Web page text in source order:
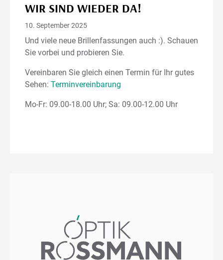
WIR SIND WIEDER DA!
10. September 2025
Und viele neue Brillenfassungen auch :). Schauen
Sie vorbei und probieren Sie.
Vereinbaren Sie gleich einen Termin für Ihr gutes
Sehen: Terminvereinbarung
Mo-Fr: 09.00-18.00 Uhr; Sa: 09.00-12.00 Uhr